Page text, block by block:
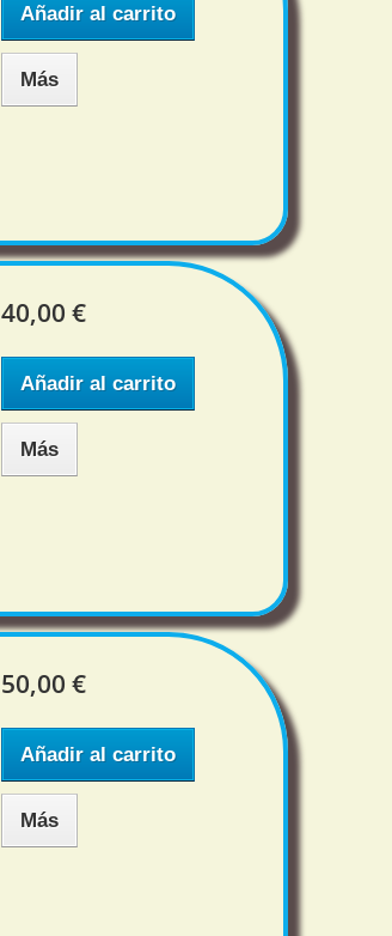
Añadir al carrito
Más
40,00 €
Añadir al carrito
Más
50,00 €
Añadir al carrito
Más